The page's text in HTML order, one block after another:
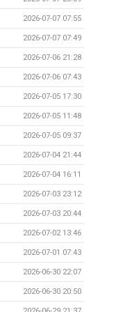
2026-07-07 07:55
2026-07-07 07:49
2026-07-06 21:28
2026-07-06 07:43
2026-07-05 17:30
2026-07-05 11:48
2026-07-05 09:37
2026-07-04 21:44
2026-07-04 16:11
2026-07-03 23:12
2026-07-03 20:44
2026-07-02 13:46
2026-07-01 07:43
2026-06-30 22:07
2026-06-30 20:50